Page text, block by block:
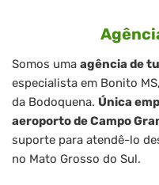
Somos uma agência de
especialista em Bonito
da Bodoquena. Única
aeroporto de Campo
suporte para atendê-lo
no Mato Grosso do Sul.